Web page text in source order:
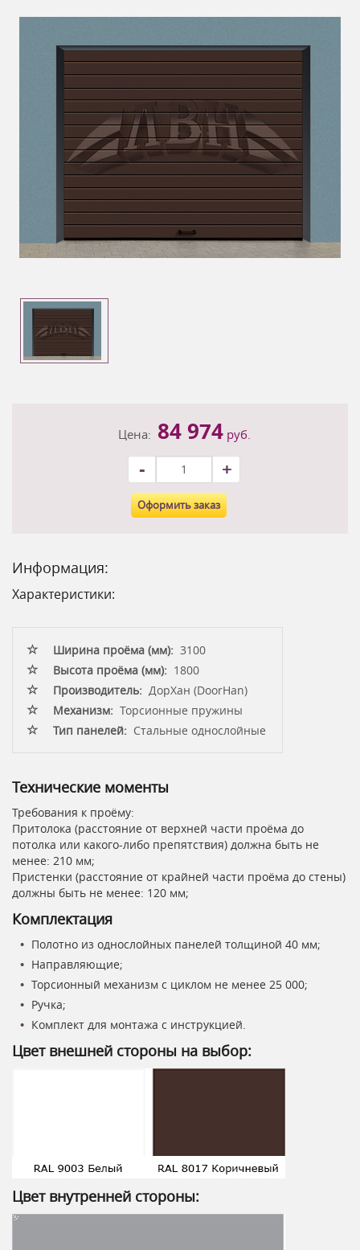
Цена: 84 974руб.
- +
Оформить заказ
Информация:
Характеристики:
Ширина проёма (мм): 3100
Высота проёма (мм): 1800
Производитель: ДорХан (DoorHan)
Механизм: Торсионные пружины
Тип панелей: Стальные однослойные
Технические моменты
Требования к проёму:
Притолока (расстояние от верхней части проёма до
потолка или какого-либо препятствия) должна быть не
менее: 210 мм;
Пристенки (расстояние от крайней части проёма до стены)
должны быть не менее: 120 мм;
Комплектация
Полотно из однослойных панелей толщиной 40 мм;
Направляющие;
Торсионный механизм с циклом не менее 25 000;
Ручка;
Комплект для монтажа с инструкцией.
Цвет внешней стороны на выбор:
Цвет внутренней стороны: